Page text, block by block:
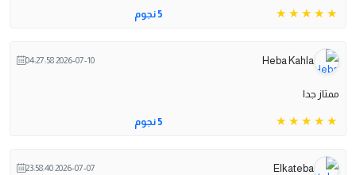
5 نجوم
Heba Kahla
2026-07-10 04:27:58
ممتاز جدا
5 نجوم
Elkateba
2026-07-07 23:58:40